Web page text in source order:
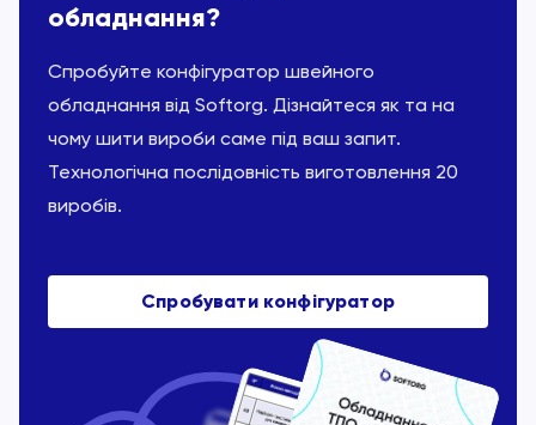
обладнання?
Спробуйте конфігуратор швейного
обладнання від Softorg. Дізнайтеся як та на
чому шити вироби саме під ваш запит.
Технологічна послідовність виготовлення 20
виробів.
Спробувати конфігуратор